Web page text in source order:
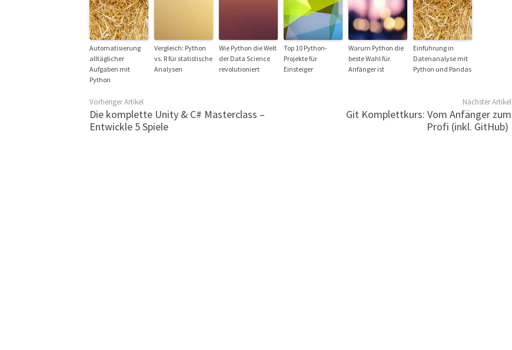
Automatisierung
alltäglicher
Aufgaben mit
Python
Vergleich: Python
vs. R für statistische
Analysen
Wie Python die Welt
der Data Science
revolutioniert
Top 10 Python-
Projekte für
Einsteiger
Warum Python die
beste Wahl für
Anfänger ist
Einführung in
Datenanalyse mit
Python und Pandas
Vorheriger Artikel
Die komplette Unity & C# Masterclass –
Entwickle 5 Spiele
Nächster Artikel
Git Komplettkurs: Vom Anfänger zum
Profi (inkl. GitHub)